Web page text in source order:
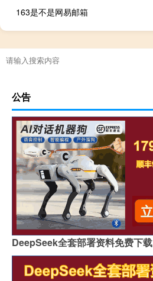
163是不是网易邮箱
公告
DeepSeek全套部署资料免费下载